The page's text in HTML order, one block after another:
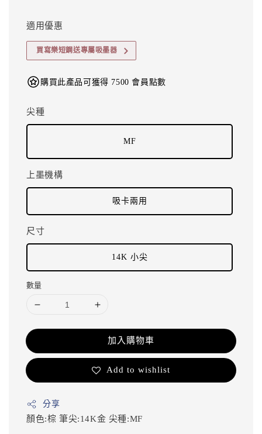
適用優惠
買寫樂短鋼送專屬吸墨器
購買此產品可獲得 7500 會員點數
尖種
MF
上墨機構
吸卡兩用
尺寸
14K 小尖
數量
加入購物車
Add to wishlist
分享
顏色:棕 筆尖:14K金 尖種:MF